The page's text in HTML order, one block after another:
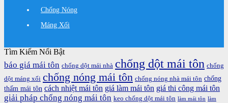
Chống Nóng
Máng Xối
Tìm Kiếm Nổi Bật
báo giá mái tôn chống dột mái nhà chống dột mái tôn chống
dột máng xối chống nóng mái tôn chống nóng nhà mái tôn chống
thấm mái tôn cách nhiệt mái tôn giá làm mái tôn giá thi công mái tôn
giải pháp chống nóng mái tôn keo chống dột mái tôn làm mái tôn làm